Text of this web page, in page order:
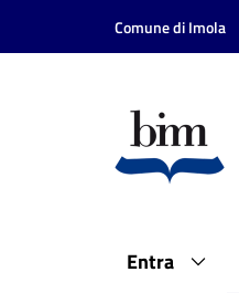
Vai al contenuto
Vai alla navigazione
Comune di Imola
Entra